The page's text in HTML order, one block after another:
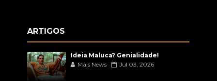
ARTIGOS
Ideia Maluca? Genialidade!
Mais News
Jul 03, 2026